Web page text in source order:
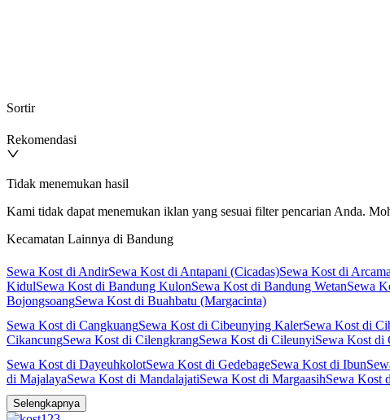
Sortir
Rekomendasi
Tidak menemukan hasil
Kami tidak dapat menemukan iklan yang sesuai filter pencarian Anda.
Kecamatan Lainnya di Bandung
Sewa Kost di AndirSewa Kost di Antapani (Cicadas)Sewa Kost di
KidulSewa Kost di Bandung KulonSewa Kost di Bandung WetanSewa
BojongsoangSewa Kost di Buahbatu (Margacinta)
Sewa Kost di CangkuangSewa Kost di Cibeunying KalerSewa Kost di
CikancungSewa Kost di CilengkrangSewa Kost di CileunyiSewa Kost di
Sewa Kost di DayeuhkolotSewa Kost di GedebageSewa Kost di Ibun
di MajalayaSewa Kost di MandalajatiSewa Kost di MargaasihSewa Kost
Sewa Kost di Panyileukan
Selengkapnya